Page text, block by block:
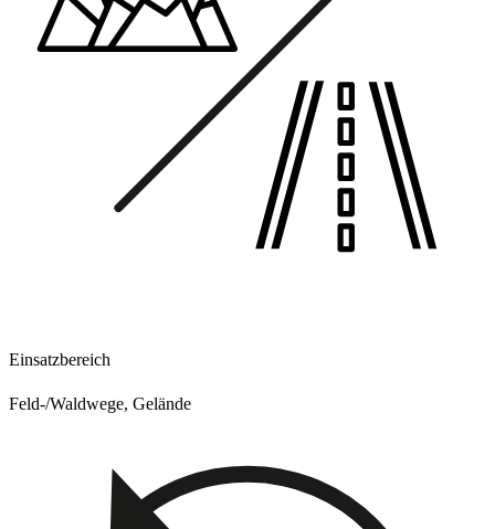
Einsatzbereich
Feld-/Waldwege, Gelände